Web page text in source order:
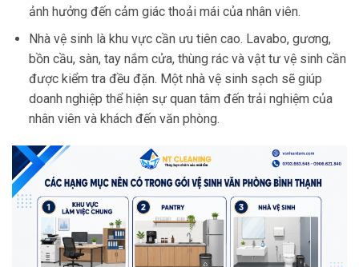
ảnh hưởng đến cảm giác thoải mái của nhân viên.
Nhà vệ sinh là khu vực cần ưu tiên cao. Lavabo, gương,
bồn cầu, sàn, tay nắm cửa, thùng rác và vật tư vệ sinh cần
được kiểm tra đều đặn. Một nhà vệ sinh sạch sẽ giúp
doanh nghiệp thể hiện sự quan tâm đến trải nghiệm của
nhân viên và khách đến văn phòng.